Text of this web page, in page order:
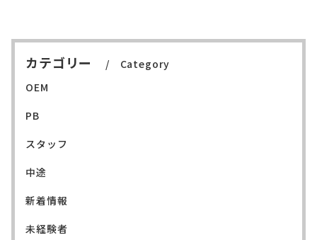
カテゴリー
Category
OEM
PB
スタッフ
中途
新着情報
未経験者